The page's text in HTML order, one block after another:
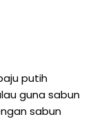
putih
guna sabun
sabun